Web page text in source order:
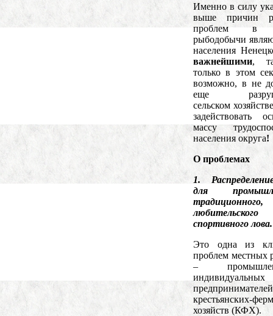
Именно в силу
выше причин
проблем в
рыбодобычи
населения
важнейшими,
только в этом
возможно, в не
еще
сельском
задействовать
массу
населения округа!
О проблемах
1.
для
традиционного,
спортивного лова.
Это одна из
проблем местных
–
индивидуальных
крестьянских-
хозяйств (КФХ).